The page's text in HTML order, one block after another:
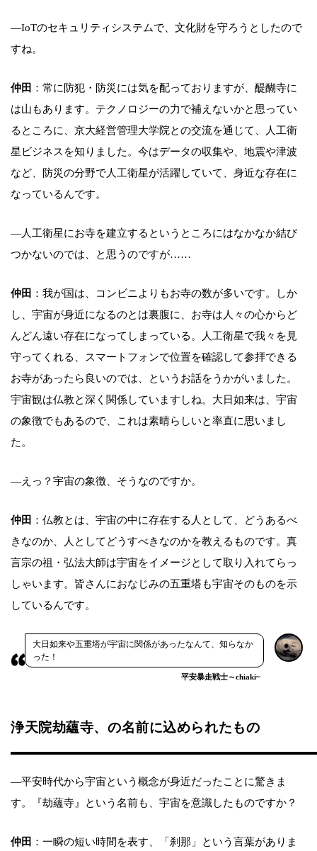
―IoTのセキュリティシステムで、文化財を守ろうとしたので
すね。
仲田 ：常に防犯・防災には気を配っておりますが、醍醐寺に
は山もあります。テクノロジーの力で補えないかと思ってい
るところに、京大経営管理大学院との交流を通じて、人工衛
星ビジネスを知りました。今はデータの収集や、地震や津波
など、防災の分野で人工衛星が活躍していて、身近な存在に
なっているんです。
―人工衛星にお寺を建立するというところにはなかなか結び
つかないのでは、と思うのですが……
仲田 ：我が国は、コンビニよりもお寺の数が多いです。しか
し、宇宙が身近になるのとは裏腹に、お寺は人々の心からど
んどん遠い存在になってしまっている。人工衛星で我々を見
守ってくれる、スマートフォンで位置を確認して参拝できる
お寺があったら良いのでは、というお話をうかがいました。
宇宙観は仏教と深く関係していますしね。大日如来は、宇宙
の象徴でもあるので、これは素晴らしいと率直に思いまし
た。
―えっ？宇宙の象徴、そうなのですか。
仲田 ：仏教とは、宇宙の中に存在する人として、どうあるべ
きなのか、人としてどうすべきなのかを教えるものです。真
言宗の祖・弘法大師は宇宙をイメージとして取り入れてらっ
しゃいます。皆さんにおなじみの五重塔も宇宙そのものを示
しているんです。
大日如来や五重塔が宇宙に関係があったなんて、知らなか
った！
平安暴走戦士～chiaki~
浄天院劫蘊寺、の名前に込められたもの
―平安時代から宇宙という概念が身近だったことに驚きま
す。『劫蘊寺』という名前も、宇宙を意識したものですか？
仲田 ：一瞬の短い時間を表す、「刹那」という言葉がありま